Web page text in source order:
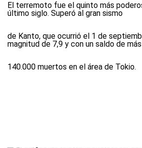
El terremoto fue el quinto más
último siglo. Superó al gran sismo
de Kanto, que ocurrió el 1 de
magnitud de 7,9 y con un saldo de
140.000 muertos en el área de Tokio.